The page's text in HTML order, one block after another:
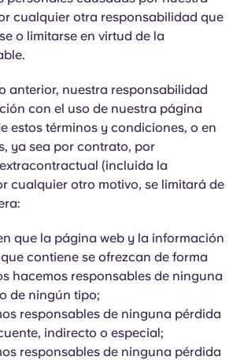
cualquier otra responsabilidad que
o limitarse en virtud de la
anterior, nuestra responsabilidad
con el uso de nuestra página
estos términos y condiciones, o en
ya sea por contrato, por
(incluida la
cualquier otro motivo, se limitará de
que la página web y la información
contiene se ofrezcan de forma
hacemos responsables de ninguna
de ningún tipo;
responsables de ninguna pérdida
indirecto o especial;
responsables de ninguna pérdida